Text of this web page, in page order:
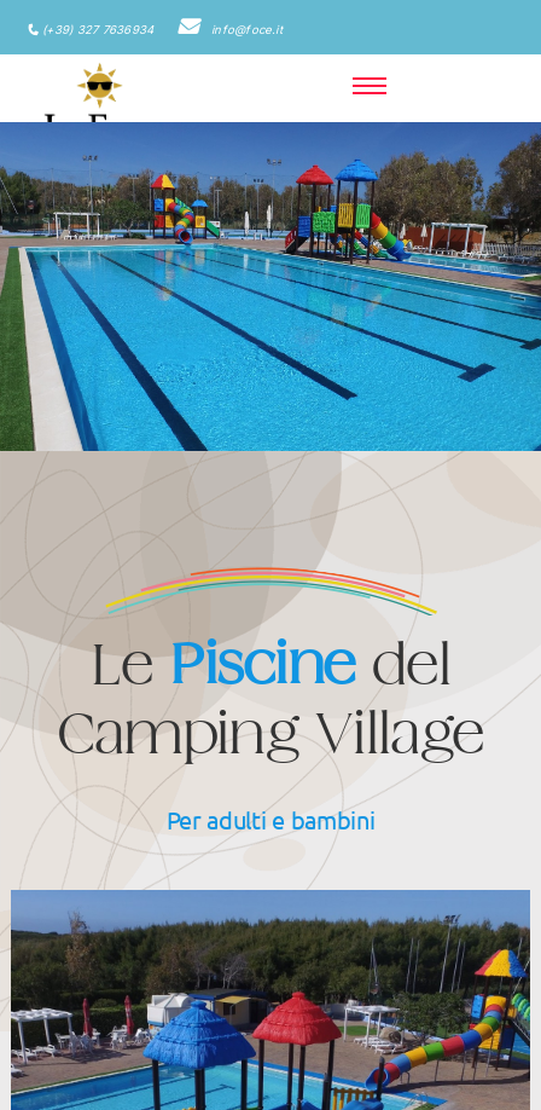
(+39) 327 7636934 info@foce.it
LePiscinedel
Camping Village
Per adulti e bambini